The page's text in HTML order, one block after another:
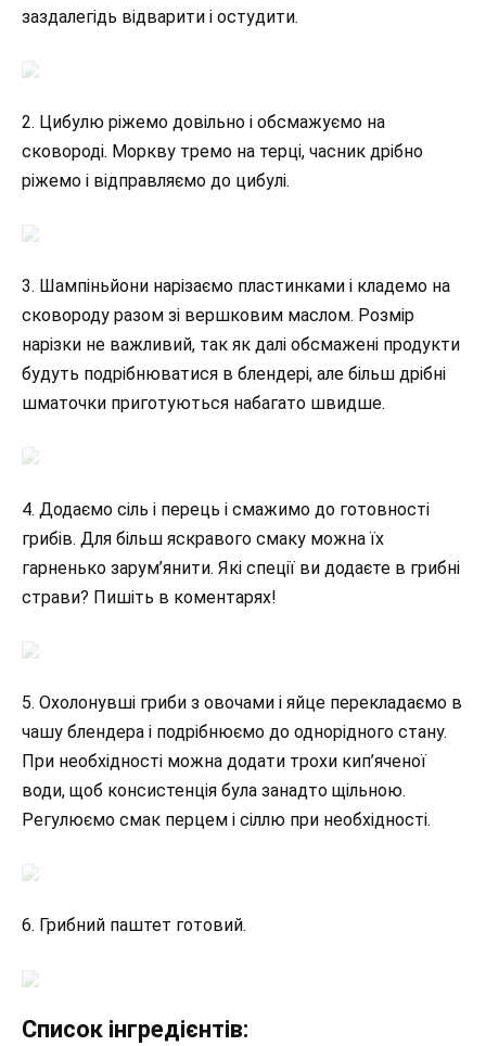
заздалегідь відварити і остудити.
2. Цибулю ріжемо довільно і обсмажуємо на
сковороді. Моркву тремо на терці, часник дрібно
ріжемо і відправляємо до цибулі.
3. Шампіньйони нарізаємо пластинками і кладемо на
сковороду разом зі вершковим маслом. Розмір
нарізки не важливий, так як далі обсмажені продукти
будуть подрібнюватися в блендері, але більш дрібні
шматочки приготуються набагато швидше.
4. Додаємо сіль і перець і смажимо до готовності
грибів. Для більш яскравого смаку можна їх
гарненько зарум’янити. Які спеції ви додаєте в грибні
страви? Пишіть в коментарях!
5. Охолонувші гриби з овочами і яйце перекладаємо в
чашу блендера і подрібнюємо до однорідного стану.
При необхідності можна додати трохи кип’яченої
води, щоб консистенція була занадто щільною.
Регулюємо смак перцем і сіллю при необхідності.
6. Грибний паштет готовий.
Список інгредієнтів: